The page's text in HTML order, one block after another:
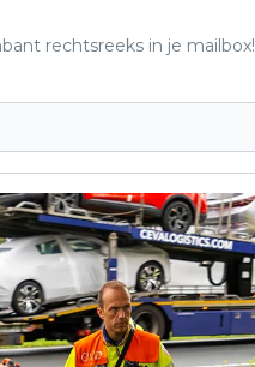
rechtsreeks in je mailbox!